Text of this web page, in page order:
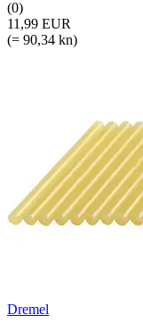
(0)
11,99 EUR
(= 90,34 kn)
Dremel